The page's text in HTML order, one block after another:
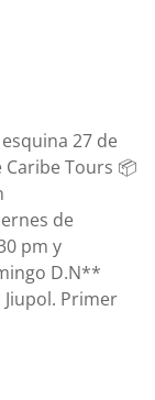
27 de
Tours 📦
de
pm y
D.N**
Primer